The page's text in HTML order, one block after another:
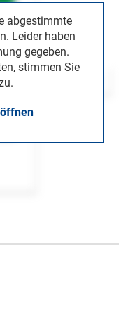
abgestimmte
Leider haben
gegeben.
stimmen Sie